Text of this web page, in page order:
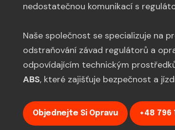
nedostatečnou komunikací s
Naše společnost se specializuje na
odstraňování závad regulátorů a
odpovídajícím technickým
ABS, které zajišťuje bezpečnost a
Objednejte Si Opravu +48 796